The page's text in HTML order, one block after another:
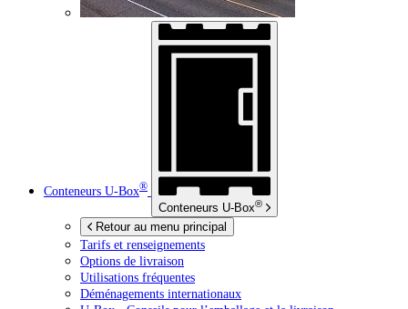
Conteneurs U-Box®
Conteneurs U-Box®
Retour au menu principal
Tarifs et renseignements
Options de livraison
Utilisations fréquentes
Déménagements internationaux